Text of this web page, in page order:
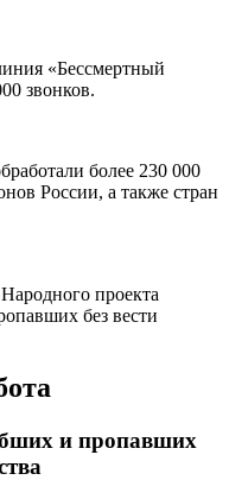
«Бессмертный
звонков.
более 230 000
России, а также стран
Народного проекта
без вести
и пропавших